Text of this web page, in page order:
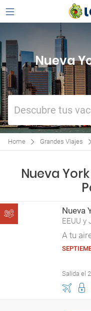
Nueva
Descubre tus
Home Grandes Viajes
Nueva
Nueva
EEUU y
A tu
Salida el